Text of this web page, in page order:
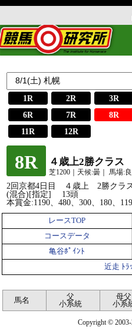
1R 2R 3R
6R
7R 8R
11R
12R
8R ４歳上2勝クラス
芝1200｜天候:曇｜ 馬場:
2回京都4日目 ４歳上 2勝クラ
(混合)[指定] 13頭
本賞金:1190、480、300、180、
レースTOP
コースデータ
亀谷ﾎﾟｲﾝﾄ
近走 ﾄﾗ
馬名
父
小系統
母父
小系
Copyright ©